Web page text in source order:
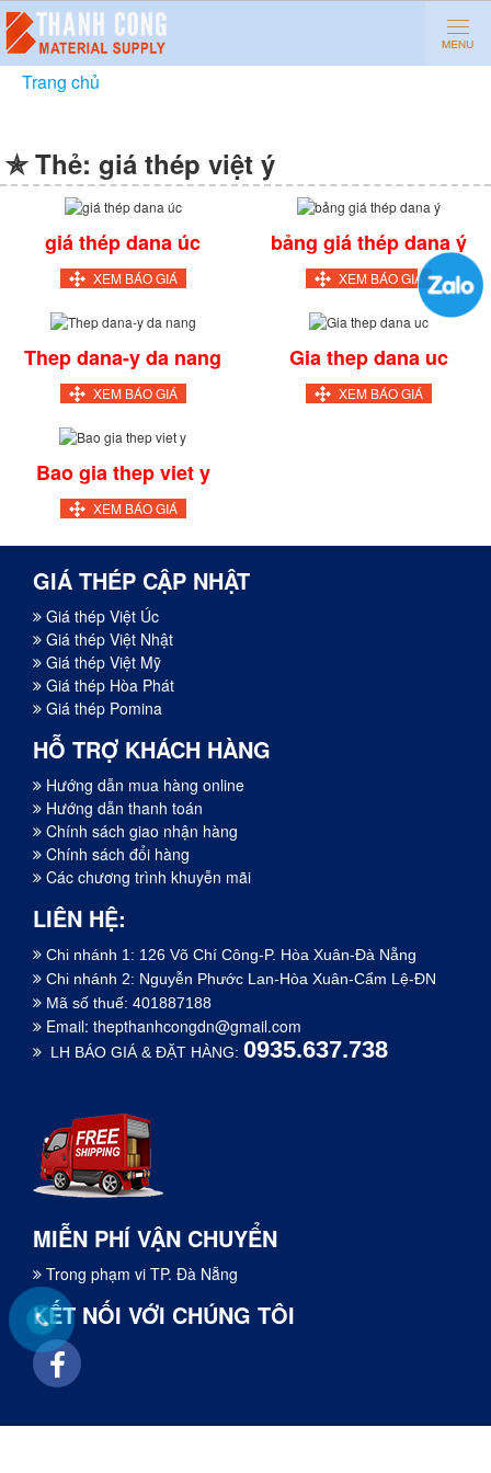
Trang chủ
✯ Thẻ: giá thép việt ý
giá thép dana úc
XEM BÁO GIÁ
bảng giá thép dana ý
XEM BÁO GIÁ
Thep dana-y da nang
XEM BÁO GIÁ
Gia thep dana uc
XEM BÁO GIÁ
Bao gia thep viet y
XEM BÁO GIÁ
GIÁ THÉP CẬP NHẬT
Giá thép Việt Úc
Giá thép Việt Nhật
Giá thép Việt Mỹ
Giá thép Hòa Phát
Giá thép Pomina
HỖ TRỢ KHÁCH HÀNG
Hướng dẫn mua hàng online
Hướng dẫn thanh toán
Chính sách giao nhận hàng
Chính sách đổi hàng
Các chương trình khuyễn mãi
LIÊN HỆ:
Chi nhánh 1: 126 Võ Chí Công-P. Hòa Xuân-Đà Nẵng
Chi nhánh 2: Nguyễn Phước Lan-Hòa Xuân-Cẩm Lệ-ĐN
Mã số thuế: 401887188
Email: thepthanhcongdn@gmail.com
LH BÁO GIÁ & ĐẶT HÀNG: 0935.637.738
MIỄN PHÍ VẬN CHUYỂN
Trong phạm vi TP. Đà Nẵng
KẾT NỐI VỚI CHÚNG TÔI